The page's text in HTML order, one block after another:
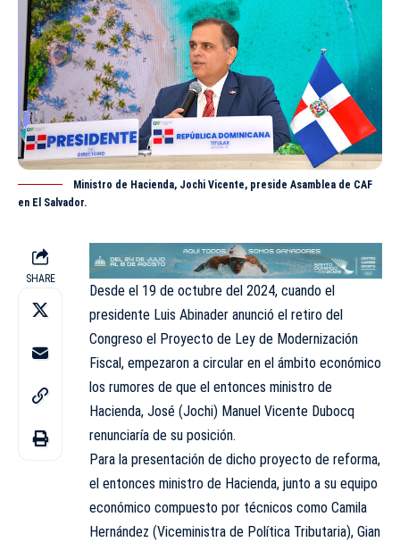
Ministro de Hacienda, Jochi Vicente, preside Asamblea de CAF
en El Salvador.
SHARE
Desde el 19 de octubre del 2024, cuando el
presidente Luis Abinader anunció el retiro del
Congreso el Proyecto de Ley de Modernización
Fiscal, empezaron a circular en el ámbito económico
los rumores de que el entonces ministro de
Hacienda, José (Jochi) Manuel Vicente Dubocq
renunciaría de su posición.
Para la presentación de dicho proyecto de reforma,
el entonces ministro de Hacienda, junto a su equipo
económico compuesto por técnicos como Camila
Hernández (Viceministra de Política Tributaria), Gian